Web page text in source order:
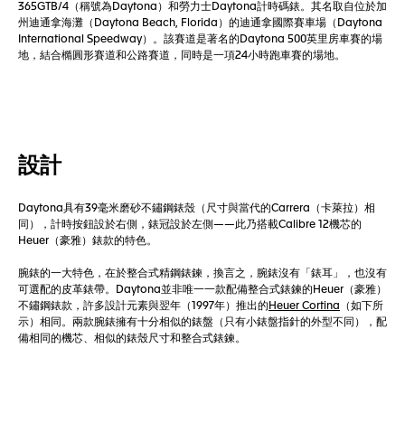
365GTB/4（稱號為Daytona）和勞力士Daytona計時碼錶。其名取自位於加
州迪通拿海灘（Daytona Beach, Florida）的迪通拿國際賽車場（Daytona
International Speedway）。該賽道是著名的Daytona 500英里房車賽的場
地，結合橢圓形賽道和公路賽道，同時是一項24小時跑車賽的場地。
設計
Daytona具有39毫米磨砂不鏽鋼錶殼（尺寸與當代的Carrera（卡萊拉）相
同），計時按鈕設於右側，錶冠設於左側——此乃搭載Calibre 12機芯的
Heuer（豪雅）錶款的特色。
腕錶的一大特色，在於整合式精鋼錶鍊，換言之，腕錶沒有「錶耳」，也沒有
可選配的皮革錶帶。Daytona並非唯一一款配備整合式錶鍊的Heuer（豪雅）
不鏽鋼錶款，許多設計元素與翌年（1997年）推出的 Heuer Cortina （如下所
示）相同。兩款腕錶擁有十分相似的錶盤（只有小錶盤指針的外型不同），配
備相同的機芯、相似的錶殼尺寸和整合式錶鍊。